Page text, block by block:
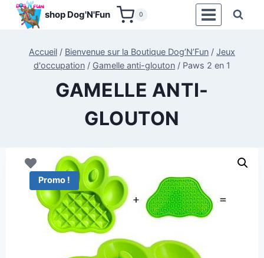
Aller
shop Dog'N'Fun 0
Accueil / Bienvenue sur la Boutique Dog’N’Fun / Jeux
d'occupation / Gamelle anti-glouton / Paws 2 en 1
GAMELLE ANTI-
GLOUTON
Promo !